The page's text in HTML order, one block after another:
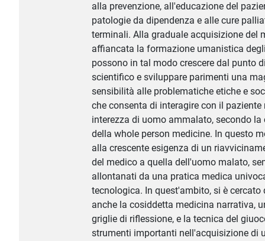
alla prevenzione, all'educazione del
patologie da dipendenza e alle cure
terminali. Alla graduale acquisizione del
affiancata la formazione umanistica
possono in tal modo crescere dal punto
scientifico e sviluppare parimenti una
sensibilità alle problematiche etiche e
che consenta di interagire con il paziente
interezza di uomo ammalato, secondo la
della whole person medicine. In questo
alla crescente esigenza di un
del medico a quella dell'uomo malato,
allontanati da una pratica medica
tecnologica. In quest'ambito, si è cercato
anche la cosiddetta medicina narrativa,
griglie di riflessione, e la tecnica del
strumenti importanti nell'acquisizione di